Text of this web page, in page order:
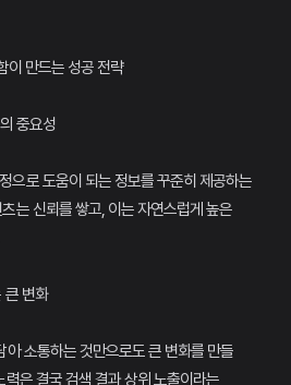
이 만드는 성공 전략
중요성
으로 도움이 되는 정보를 꾸준히 제공하는
는 신뢰를 쌓고, 이는 자연스럽게 높은
큰 변화
소통하는 것만으로도 큰 변화를 만들
은 결국 검색 결과 상위 노출이라는